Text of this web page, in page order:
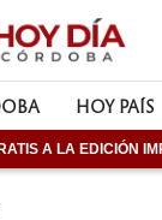
HOY PAÍS
A LA EDICIÓN